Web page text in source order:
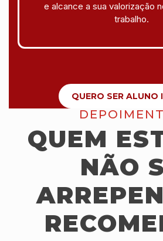
e alcance a sua valorização
trabalho.
QUERO SER ALUNO
QUEM
NÃO